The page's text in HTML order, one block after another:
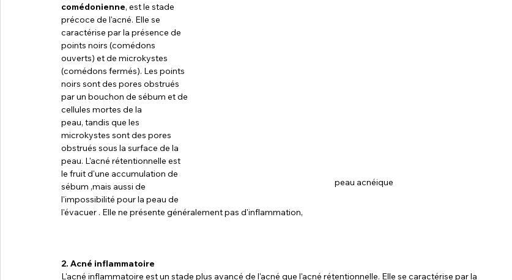
peau acnéique
comédonienne, est le stade
précoce de l'acné. Elle se
caractérise par la présence de
points noirs (comédons
ouverts) et de microkystes
(comédons fermés). Les points
noirs sont des pores obstrués
par un bouchon de sébum et de
cellules mortes de la
peau, tandis que les
microkystes sont des pores
obstrués sous la surface de la
peau. L'acné rétentionnelle est
le fruit d'une accumulation de
sébum ,mais aussi de
l'impossibilité pour la peau de
l'évacuer . Elle ne présente généralement pas d'inflammation,
2. Acné inflammatoire
L'acné inflammatoire est un stade plus avancé de l'acné que l'acné rétentionnelle. Elle se caractérise par la